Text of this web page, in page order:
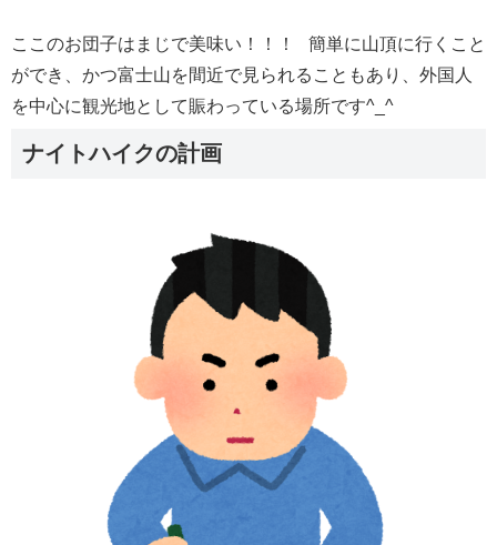
ここのお団子はまじで美味い！！！ 簡単に山頂に行くこと
ができ、かつ富士山を間近で見られることもあり、外国人
を中心に観光地として賑わっている場所です^_^
ナイトハイクの計画